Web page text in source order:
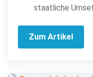
staatliche
Zum Artikel